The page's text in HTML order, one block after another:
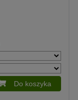
Do koszyka